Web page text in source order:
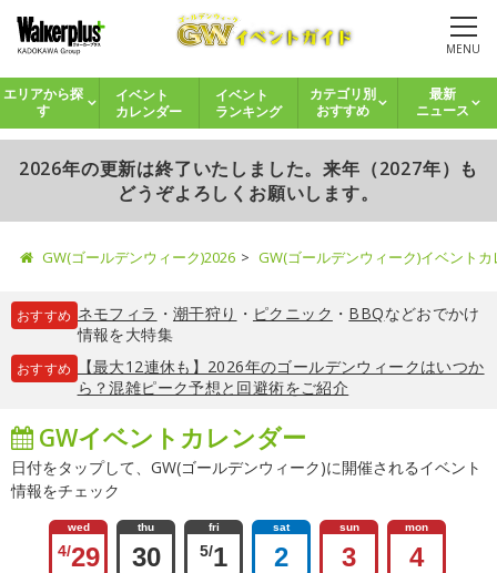
MENU
エリアから探
す
イベント
カレンダー
イベント
ランキング
カテゴリ別
おすすめ
最新
ニュース
2026年の更新は終了いたしました。来年（2027年）も
どうぞよろしくお願いします。
GW(ゴールデンウィーク)2026 GW(ゴールデンウィーク)イベント
おすすめ ネモフィラ ・ 潮干狩り ・ ピクニック ・ BBQなどおでかけ
情報を大特集
おすすめ
【最大12連休も】2026年のゴールデンウィークはいつか
ら？混雑ピーク予想と回避術をご紹介
GWイベントカレンダー
日付をタップして、GW(ゴールデンウィーク)に開催されるイベント
情報をチェック
wed
4/29
thu
30
fri
5/1
sat
2
sun
3
mon
4